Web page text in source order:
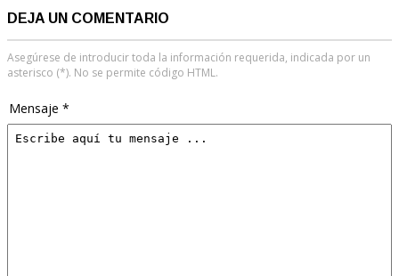
DEJA UN COMENTARIO
Asegúrese de introducir toda la información requerida, indicada por un
asterisco (*). No se permite código HTML.
Mensaje *